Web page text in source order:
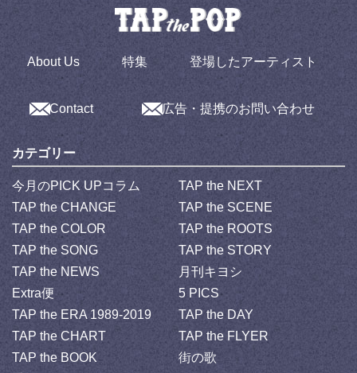
About Us 特集 登場したアーティスト
Contact 広告・提携のお問い合わせ
カテゴリー
今月のPICK UPコラム
TAP the NEXT
TAP the CHANGE
TAP the SCENE
TAP the COLOR
TAP the ROOTS
TAP the SONG
TAP the STORY
TAP the NEWS
月刊キヨシ
Extra便
5 PICS
TAP the ERA 1989-2019
TAP the DAY
TAP the CHART
TAP the FLYER
TAP the BOOK
街の歌